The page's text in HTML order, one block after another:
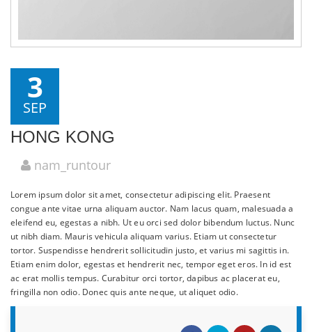
3
SEP
HONG KONG
nam_runtour
Lorem ipsum dolor sit amet, consectetur adipiscing elit. Praesent
congue ante vitae urna aliquam auctor. Nam lacus quam, malesuada a
eleifend eu, egestas a nibh. Ut eu orci sed dolor bibendum luctus. Nunc
ut nibh diam. Mauris vehicula aliquam varius. Etiam ut consectetur
tortor. Suspendisse hendrerit sollicitudin justo, et varius mi sagittis in.
Etiam enim dolor, egestas et hendrerit nec, tempor eget eros. In id est
ac erat mollis tempus. Curabitur orci tortor, dapibus ac placerat eu,
fringilla non odio. Donec quis ante neque, ut aliquet odio.